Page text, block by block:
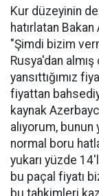
Kur düzeyinin
hatırlatan
"Şimdi bizim
Rusya'dan
yansıttığımız
fiyattan
kaynak
alıyorum, bunun
normal boru
yukarı yüzde
bu paçal fiyatı
bu tahkimleri